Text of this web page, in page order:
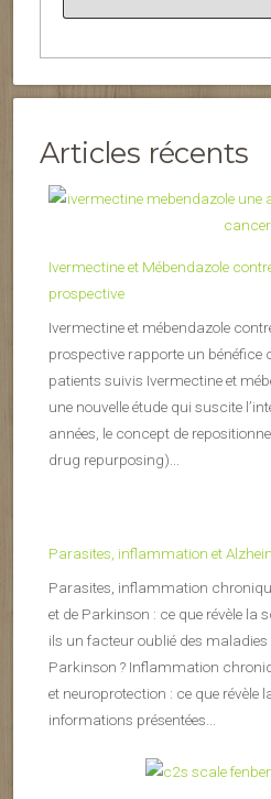
Articles récents
Ivermectine et Mébendazole
prospective
Ivermectine et mébendazole
prospective rapporte un bénéfice
patients suivis Ivermectine et
une nouvelle étude qui suscite
années, le concept de
drug repurposing)...
Parasites, inflammation et
Parasites, inflammation
et de Parkinson : ce que révèle la
ils un facteur oublié des maladies
Parkinson ? Inflammation
et neuroprotection : ce que révèle
informations présentées...